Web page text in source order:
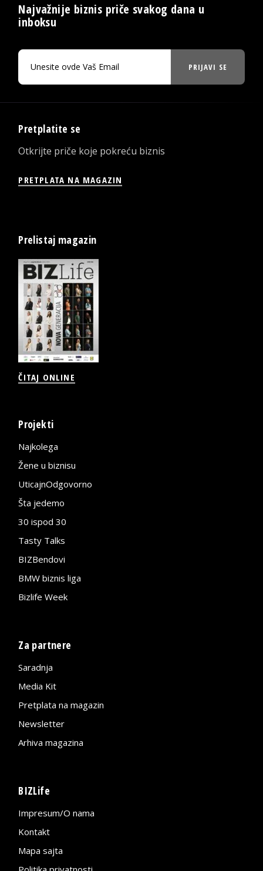
Najvažnije biznis priče svakog dana u
inboksu
PRIJAVI SE
Pretplatite se
Otkrijte priče koje pokreću biznis
PRETPLATA NA MAGAZIN
Prelistaj magazin
ČITAJ ONLINE
Projekti
Najkolega
Žene u biznisu
UticajnOdgovorno
Šta jedemo
30 ispod 30
Tasty Talks
BIZBendovi
BMW biznis liga
Bizlife Week
Za partnere
Saradnja
Media Kit
Pretplata na magazin
Newsletter
Arhiva magazina
BIZLife
Impresum/O nama
Kontakt
Mapa sajta